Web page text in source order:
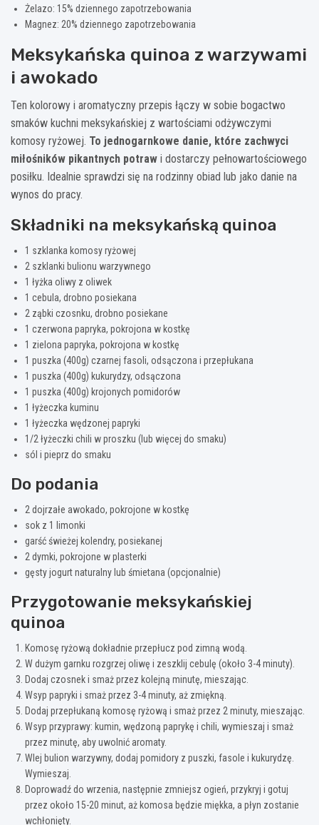
Żelazo: 15% dziennego zapotrzebowania
Magnez: 20% dziennego zapotrzebowania
Meksykańska quinoa z warzywami
i awokado
Ten kolorowy i aromatyczny przepis łączy w sobie bogactwo
smaków kuchni meksykańskiej z wartościami odżywczymi
komosy ryżowej. To jednogarnkowe danie, które zachwyci
miłośników pikantnych potraw i dostarczy pełnowartościowego
posiłku. Idealnie sprawdzi się na rodzinny obiad lub jako danie na
wynos do pracy.
Składniki na meksykańską quinoa
1 szklanka komosy ryżowej
2 szklanki bulionu warzywnego
1 łyżka oliwy z oliwek
1 cebula, drobno posiekana
2 ząbki czosnku, drobno posiekane
1 czerwona papryka, pokrojona w kostkę
1 zielona papryka, pokrojona w kostkę
1 puszka (400g) czarnej fasoli, odsączona i przepłukana
1 puszka (400g) kukurydzy, odsączona
1 puszka (400g) krojonych pomidorów
1 łyżeczka kuminu
1 łyżeczka wędzonej papryki
1/2 łyżeczki chili w proszku (lub więcej do smaku)
sól i pieprz do smaku
Do podania
2 dojrzałe awokado, pokrojone w kostkę
sok z 1 limonki
garść świeżej kolendry, posiekanej
2 dymki, pokrojone w plasterki
gęsty jogurt naturalny lub śmietana (opcjonalnie)
Przygotowanie meksykańskiej
quinoa
Komosę ryżową dokładnie przepłucz pod zimną wodą.
W dużym garnku rozgrzej oliwę i zeszklij cebulę (około 3-4 minuty).
Dodaj czosnek i smaż przez kolejną minutę, mieszając.
Wsyp papryki i smaż przez 3-4 minuty, aż zmiękną.
Dodaj przepłukaną komosę ryżową i smaż przez 2 minuty, mieszając.
Wsyp przyprawy: kumin, wędzoną paprykę i chili, wymieszaj i smaż
przez minutę, aby uwolnić aromaty.
Wlej bulion warzywny, dodaj pomidory z puszki, fasole i kukurydzę.
Wymieszaj.
Doprowadź do wrzenia, następnie zmniejsz ogień, przykryj i gotuj
przez około 15-20 minut, aż komosa będzie miękka, a płyn zostanie
wchłonięty.